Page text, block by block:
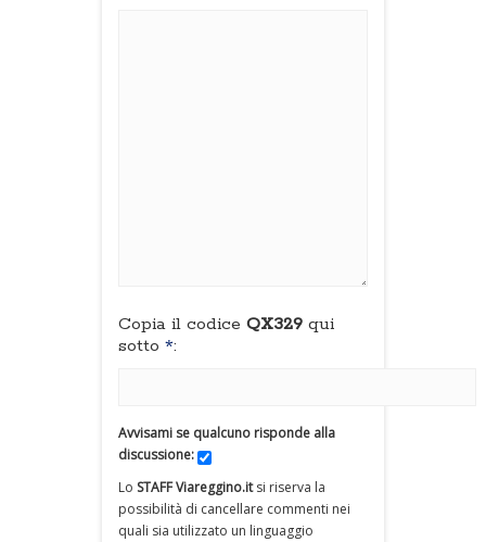
Copia il codice QX329 qui
sotto *:
Avvisami se qualcuno risponde alla
discussione:
Lo STAFF Viareggino.itsi riserva la
possibilità di cancellare commenti nei
quali sia utilizzato un linguaggio